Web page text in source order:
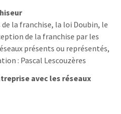
la franchise, la loi Doubin, le
de la franchise par les
présents ou représentés,
: Pascal Lescouzères
avec les réseaux